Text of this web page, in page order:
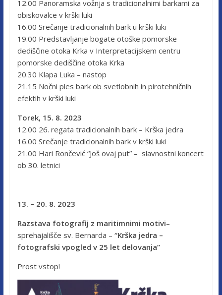
12.00 Panoramska vožnja s tradicionalnimi barkami za
obiskovalce v krški luki
16.00 Srečanje tradicionalnih bark u krški luki
19.00 Predstavljanje bogate otoške pomorske
dediščine otoka Krka v Interpretacijskem centru
pomorske dediščine otoka Krka
20.30 Klapa Luka – nastop
21.15 Nočni ples bark ob svetlobnih in pirotehničnih
efektih v krški luki
Torek, 15. 8. 2023
12.00 26. regata tradicionalnih bark – Krška jedra
16.00 Srečanje tradicionalnih bark v krški luki
21.00 Hari Rončević “Još ovaj put” – slavnostni koncert
ob 30. letnici
13. – 20. 8. 2023
Razstava fotografij z maritimnimi motivi–
sprehajališče sv. Bernarda – “Krška jedra –
fotografski vpogled v 25 let delovanja”
Prost vstop!